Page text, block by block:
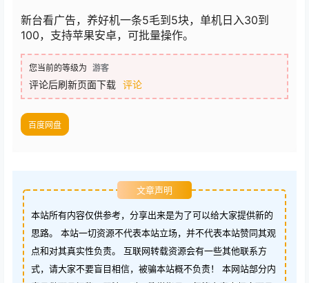
新台看广告，养好机一条5毛到5块，单机日入30到
100，支持苹果安卓，可批量操作。
您当前的等级为 游客
评论后刷新页面下载 评论
百度网盘
文章声明
本站所有内容仅供参考，分享出来是为了可以给大家提供新的
思路。 本站一切资源不代表本站立场，并不代表本站赞同其观
点和对其真实性负责。 互联网转载资源会有一些其他联系方
式，请大家不要盲目相信，被骗本站概不负责！ 本网站部分内